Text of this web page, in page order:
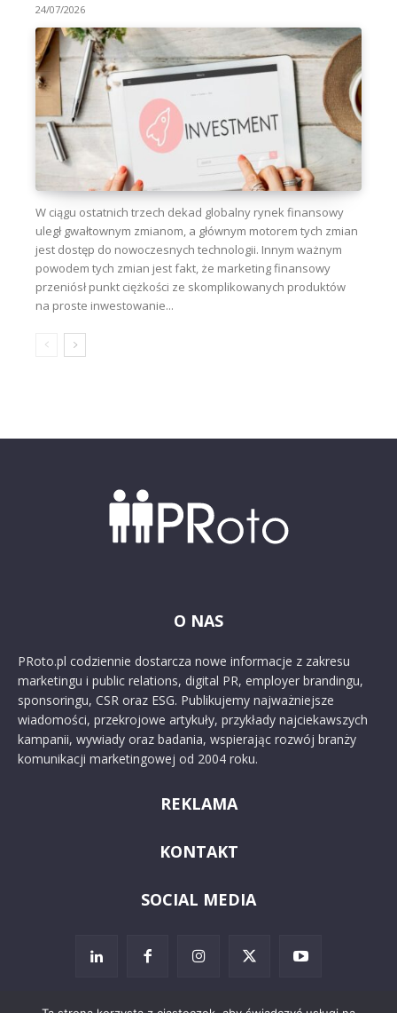
24/07/2026
W ciągu ostatnich trzech dekad globalny rynek finansowy
uległ gwałtownym zmianom, a głównym motorem tych zmian
jest dostęp do nowoczesnych technologii. Innym ważnym
powodem tych zmian jest fakt, że marketing finansowy
przeniósł punkt ciężkości ze skomplikowanych produktów
na proste inwestowanie...
O NAS
PRoto.pl codziennie dostarcza nowe informacje z zakresu
marketingu i public relations, digital PR, employer brandingu,
sponsoringu, CSR oraz ESG. Publikujemy najważniejsze
wiadomości, przekrojowe artykuły, przykłady najciekawszych
kampanii, wywiady oraz badania, wspierając rozwój branży
komunikacji marketingowej od 2004 roku.
REKLAMA
KONTAKT
SOCIAL MEDIA